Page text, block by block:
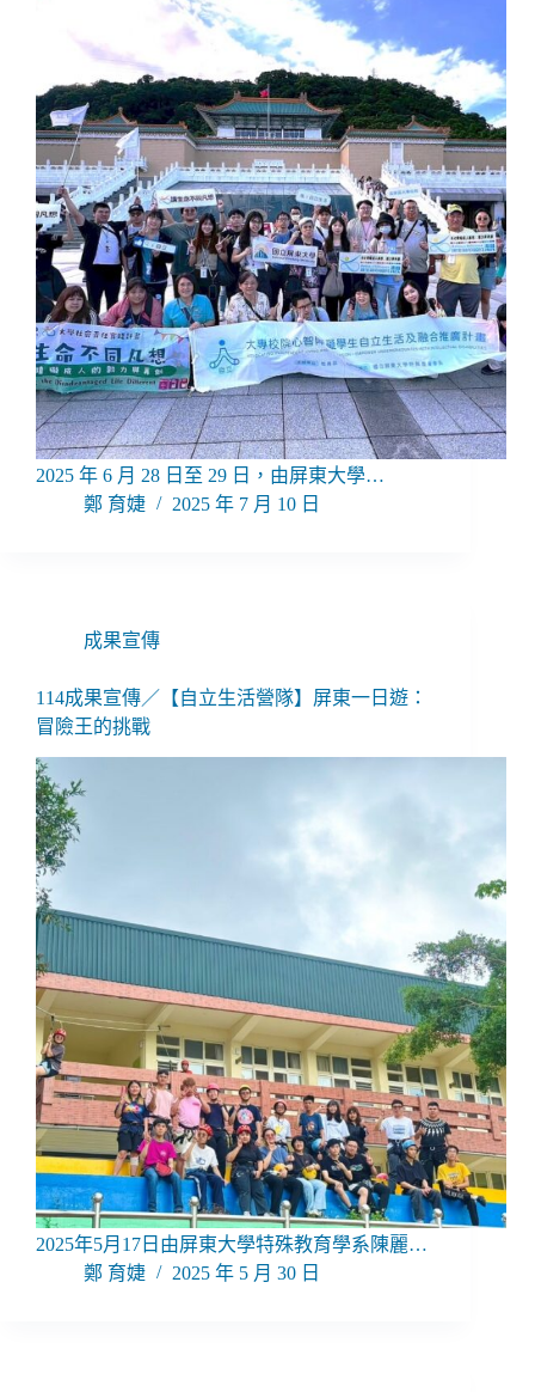
2025 年 6 月 28 日至 29 日，由屏東大學…
鄭 育婕
2025 年 7 月 10 日
成果宣傳
114成果宣傳／【自立生活營隊】屏東一日遊：
冒險王的挑戰
2025年5月17日由屏東大學特殊教育學系陳麗…
鄭 育婕
2025 年 5 月 30 日